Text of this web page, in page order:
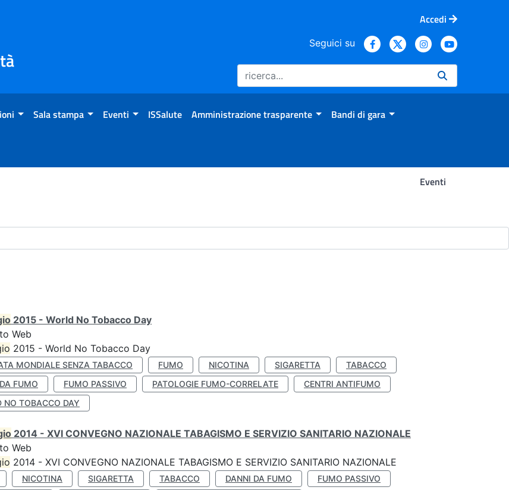
Accedi
Seguici su
Sala stampa Eventi ISSalute Amministrazione trasparente Bandi di gara
Eventi
2015 - World No Tobacco Day
Web
2015 - World No Tobacco Day
MONDIALE SENZA TABACCO FUMO NICOTINA SIGARETTA
TABACCO
FUMO
FUMO PASSIVO PATOLOGIE FUMO-CORRELATE
CENTRI ANTIFUMO
NO TOBACCO DAY
2014 - XVI CONVEGNO NAZIONALE TABAGISMO E SERVIZIO SANITARIO NAZIONALE
Web
2014 - XVI CONVEGNO NAZIONALE TABAGISMO E SERVIZIO SANITARIO NAZIONALE
NICOTINA SIGARETTA TABACCO DANNI DA FUMO
FUMO PASSIVO